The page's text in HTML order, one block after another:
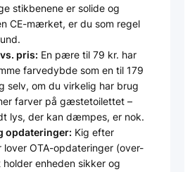
stikbenene er solide og
CE-mærket, er du som regel
pris: En pære til 79 kr. har
farvedybde som en til 179
selv, om du virkelig har brug
farver på gæstetoilettet –
lys, der kan dæmpes, er nok.
opdateringer: Kig efter
OTA-opdateringer (over-
enheden sikker og